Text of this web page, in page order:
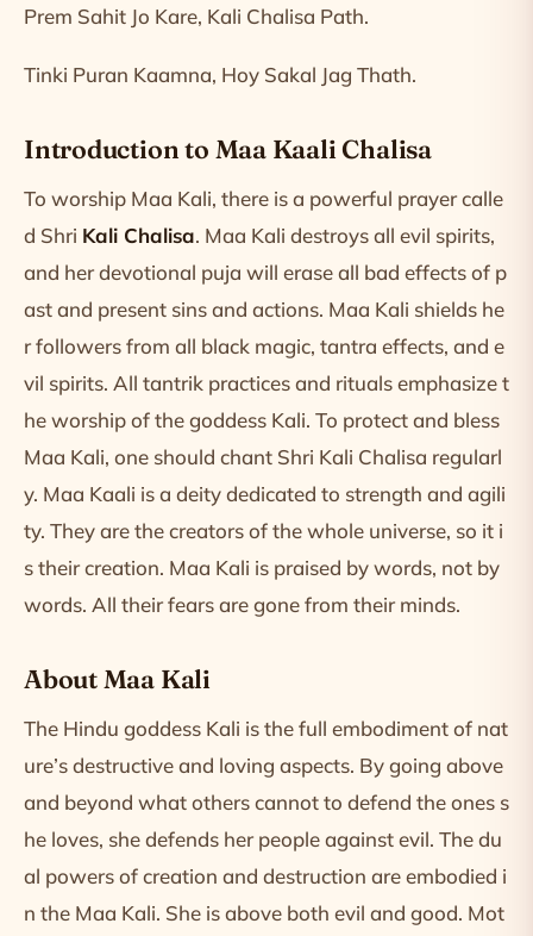
Prem Sahit Jo Kare, Kali Chalisa Path.
Tinki Puran Kaamna, Hoy Sakal Jag Thath.
Introduction to Maa Kaali Chalisa
To worship Maa Kali, there is a powerful prayer calle
d Shri Kali Chalisa. Maa Kali destroys all evil spirits,
and her devotional puja will erase all bad effects of p
ast and present sins and actions. Maa Kali shields he
r followers from all black magic, tantra effects, and e
vil spirits. All tantrik practices and rituals emphasize t
he worship of the goddess Kali. To protect and bless
Maa Kali, one should chant Shri Kali Chalisa regularl
y. Maa Kaali is a deity dedicated to strength and agili
ty. They are the creators of the whole universe, so it i
s their creation. Maa Kali is praised by words, not by
words. All their fears are gone from their minds.
About Maa Kali
The Hindu goddess Kali is the full embodiment of nat
ure’s destructive and loving aspects. By going above
and beyond what others cannot to defend the ones s
he loves, she defends her people against evil. The du
al powers of creation and destruction are embodied i
n the Maa Kali. She is above both evil and good. Mot